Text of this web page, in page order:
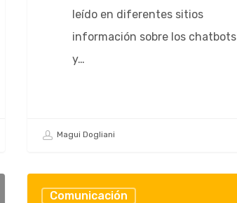
leído en diferentes sitios
información sobre los chatbots
y…
Magui Dogliani
Comunicación